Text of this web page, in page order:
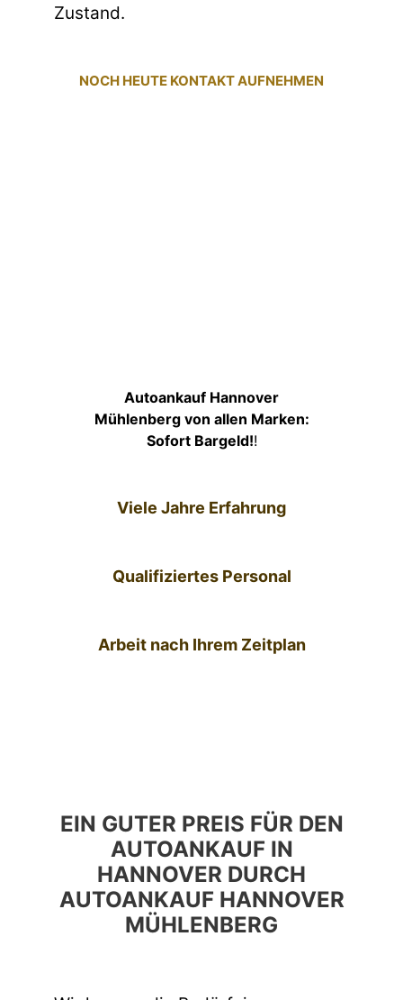
Zustand.
NOCH HEUTE KONTAKT AUFNEHMEN
Autoankauf Hannover
Mühlenberg von allen Marken:
Sofort Bargeld!!
Viele Jahre Erfahrung
Qualifiziertes Personal
Arbeit nach Ihrem Zeitplan
EIN GUTER PREIS FÜR DEN
AUTOANKAUF IN
HANNOVER DURCH
AUTOANKAUF HANNOVER
MÜHLENBERG